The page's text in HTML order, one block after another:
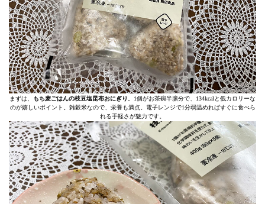
まずは、 もち麦ごはんの枝豆塩昆布おにぎり
。1個がお茶碗半膳分で、134kcalと低カロリーな
のが嬉しいポイント。雑穀米なので、栄養も満点。電子レンジで1分弱温めればすぐに食べら
れる手軽さが魅力です。